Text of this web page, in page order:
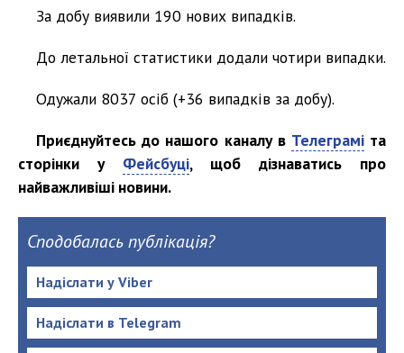
За добу виявили 190 нових випадків.
До летальної статистики додали чотири випадки.
Одужали 8037 осіб (+36 випадків за добу).
Приєднуйтесь до нашого каналу в Телеграміта
сторінки у Фейсбуці, щоб дізнаватись про
найважливіші новини.
Сподобалась публікація?
Надіслати у Viber
Надіслати в Telegram